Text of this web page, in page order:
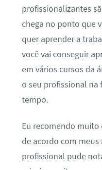
profissionalizantes
chega no ponto que
quer aprender a
você vai conseguir
em vários cursos da
o seu profissional na
tempo.
Eu recomendo
de acordo com meus
profissional pude